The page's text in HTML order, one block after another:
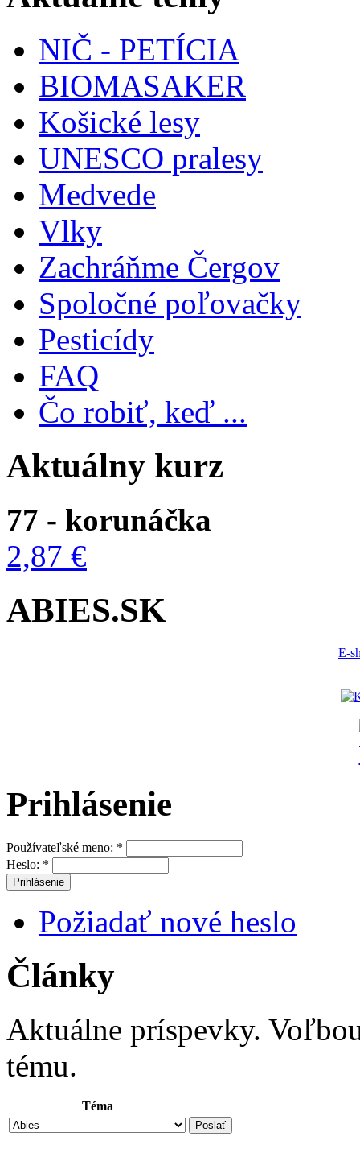
NIČ - PETÍCIA
BIOMASAKER
Košické lesy
UNESCO pralesy
Medvede
Vlky
Zachráňme Čergov
Spoločné poľovačky
Pesticídy
FAQ
Čo robiť, keď ...
Aktuálny kurz
77 - korunáčka
2,87 €
ABIES.SK
E-
Prihlásenie
Používateľské meno: *
Heslo: *
Požiadať nové heslo
Články
Aktuálne príspevky.
tému.
Téma